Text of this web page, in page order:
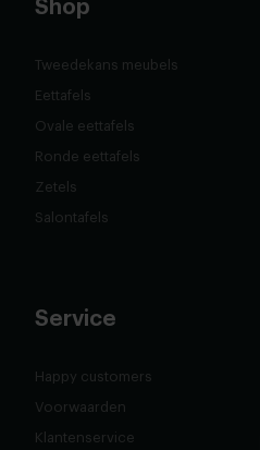
Shop
Tweedekans meubels
Eettafels
Ovale eettafels
Ronde eettafels
Zetels
Salontafels
Service
Happy customers
Voorwaarden
Klantenservice